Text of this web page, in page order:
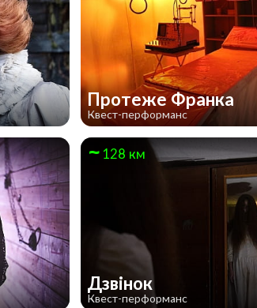
Протеже Франка
Квест-перформанс
128 км
Дзвінок
Квест-перформанс